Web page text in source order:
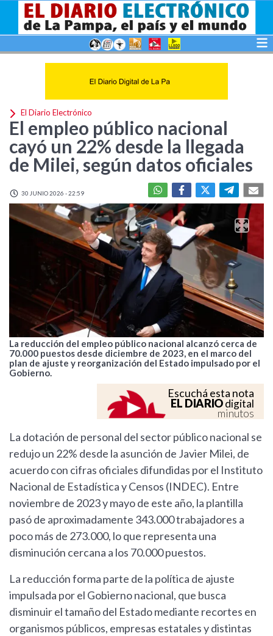
El Diario Electrónico
El empleo público nacional
cayó un 22% desde la llegada
de Milei, según datos oficiales
30 JUNIO 2026 - 22:59
La reducción del empleo público nacional alcanzó cerca de
70.000 puestos desde diciembre de 2023, en el marco del
plan de ajuste y reorganización del Estado impulsado por el
Gobierno.
Escuchá esta nota
EL DIARIOdigital
minutos
La dotación de personal del sector público nacional se
redujo un 22% desde la asunción de Javier Milei, de
acuerdo con cifras oficiales difundidas por el Instituto
Nacional de Estadística y Censos (INDEC). Entre
noviembre de 2023 y mayo de este año, la plantilla
pasó de aproximadamente 343.000 trabajadores a
poco más de 273.000, lo que representa una
disminución cercana a los 70.000 puestos.
La reducción forma parte de la política de ajuste
impulsada por el Gobierno nacional, que busca
disminuir el tamaño del Estado mediante recortes en
organismos públicos, empresas estatales y distintas